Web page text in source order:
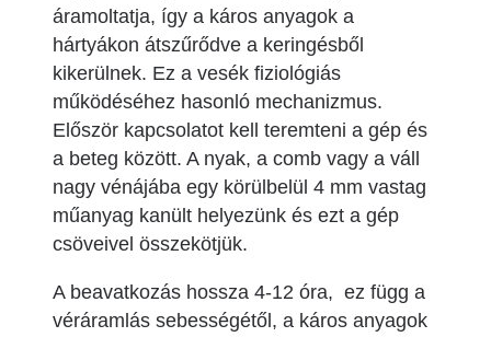
áramoltatja, így a káros anyagok a
hártyákon átszűrődve a keringésből
kikerülnek. Ez a vesék fiziológiás
működéséhez hasonló mechanizmus.
Először kapcsolatot kell teremteni a gép és
a beteg között. A nyak, a comb vagy a váll
nagy vénájába egy körülbelül 4 mm vastag
műanyag kanült helyezünk és ezt a gép
csöveivel összekötjük.
A beavatkozás hossza 4-12 óra, ez függ a
véráramlás sebességétől, a káros anyagok